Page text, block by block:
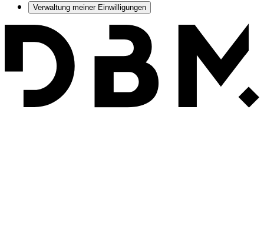
Verwaltung meiner Einwilligungen